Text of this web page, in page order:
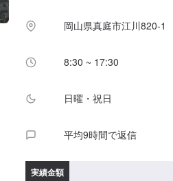
岡山県真庭市江川820-1
8:30 ~ 17:30
日曜・祝日
平均9時間で返信
実績金額